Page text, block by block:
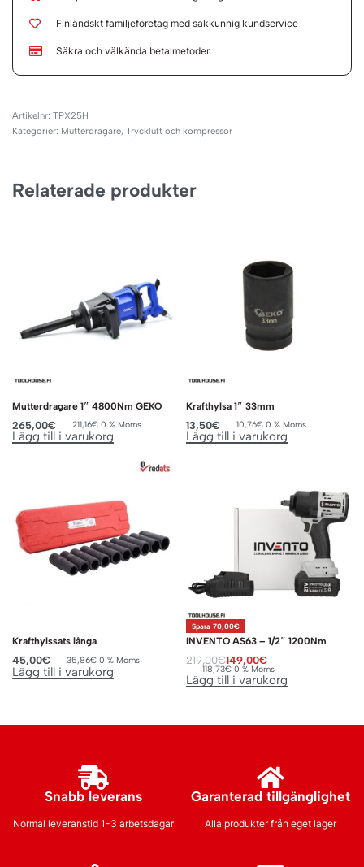
Finländskt familjeföretag med sakkunnig kundservice
Säkra och välkända betalmetoder
TPX25H
Kategorier: Mutterdragare, Tryckluft och kompressor
Relaterade produkter
Mutterdragare 1″ 4800Nm GEKO
265,00€ 211,16€ 0 % Moms
Lägg till i varukorg
Krafthylsa 1″ 33mm
13,50€ 10,76€ 0 % Moms
Lägg till i varukorg
Krafthylssats långa
45,00€ 35,86€ 0 % Moms
Lägg till i varukorg
Spara 70,00€
INVENTO AS63 – 1/2″ 1200Nm
219,00€149,00€
118,73€ 0 % Moms
Lägg till i varukorg
Snabb leverans
Normal leveranstid 1-3 arbetsdagar
Garanterad tillgänglighet
Alla produkter från eget lager